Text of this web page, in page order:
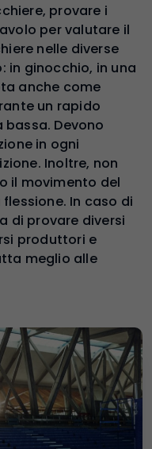
provare i
per valutare il
nelle diverse
in ginocchio, in una
anche come
un rapido
Devono
in ogni
Inoltre, non
il movimento del
In caso di
di provare diversi
produttori e
meglio alle